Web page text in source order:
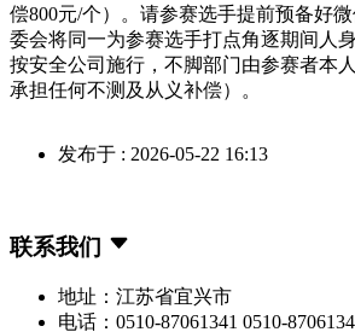
偿800元/个）。请参赛选手提前预备好
委会将同一为参赛选手打点角逐期间人
按安全公司施行，不脚部门由参赛者本
承担任何不测及从义补偿）。
发布于 : 2026-05-22 16:13
联系我们
地址：江苏省宜兴市
电话：0510-87061341 0510-